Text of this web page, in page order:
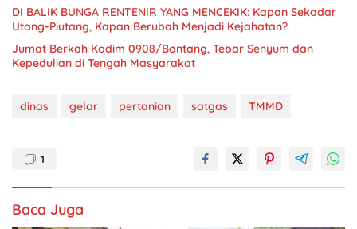
DI BALIK BUNGA RENTENIR YANG MENCEKIK: Kapan Sekadar
Utang-Piutang, Kapan Berubah Menjadi Kejahatan?
Jumat Berkah Kodim 0908/Bontang, Tebar Senyum dan
Kepedulian di Tengah Masyarakat
dinas gelar pertanian satgas TMMD
1
Baca Juga